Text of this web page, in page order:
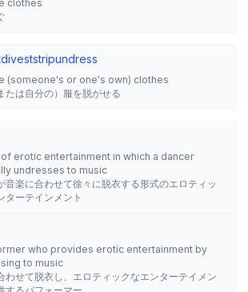
clothes
diveststripundress
(someone's or one's own) clothes
たは自分の）服を脱がせる
erotic entertainment in which a dancer
undresses to music
音楽に合わせて徐々に脱衣する形式のエロティッ
ターテインメント
who provides erotic entertainment by
to music
わせて脱衣し、エロティックなエンターテイメン